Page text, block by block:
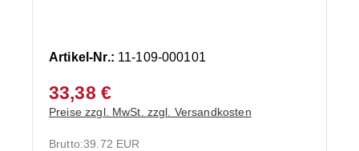
Artikel-Nr.: 11-109-000101
33,38 €
Preise zzgl. MwSt. zzgl. Versandkosten
Brutto:39.72 EUR